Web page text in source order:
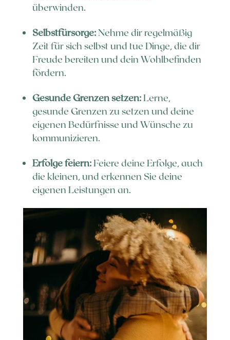
überwinden.
Selbstfürsorge:Nehme dir regelmäßig
Zeit für sich selbst und tue Dinge, die dir
Freude bereiten und dein Wohlbefinden
fördern.
Gesunde Grenzen setzen:Lerne,
gesunde Grenzen zu setzen und deine
eigenen Bedürfnisse und Wünsche zu
kommunizieren.
Erfolge feiern:Feiere deine Erfolge, auch
die kleinen, und erkennen Sie deine
eigenen Leistungen an.